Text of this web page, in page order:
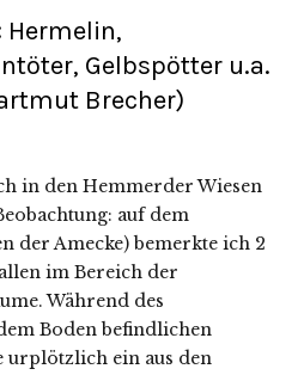
Hermelin,
Gelbspötter u.a.
Brecher)
in den Hemmerder Wiesen
auf dem
der Amecke) bemerkte ich 2
im Bereich der
Während des
Boden befindlichen
urplötzlich ein aus den